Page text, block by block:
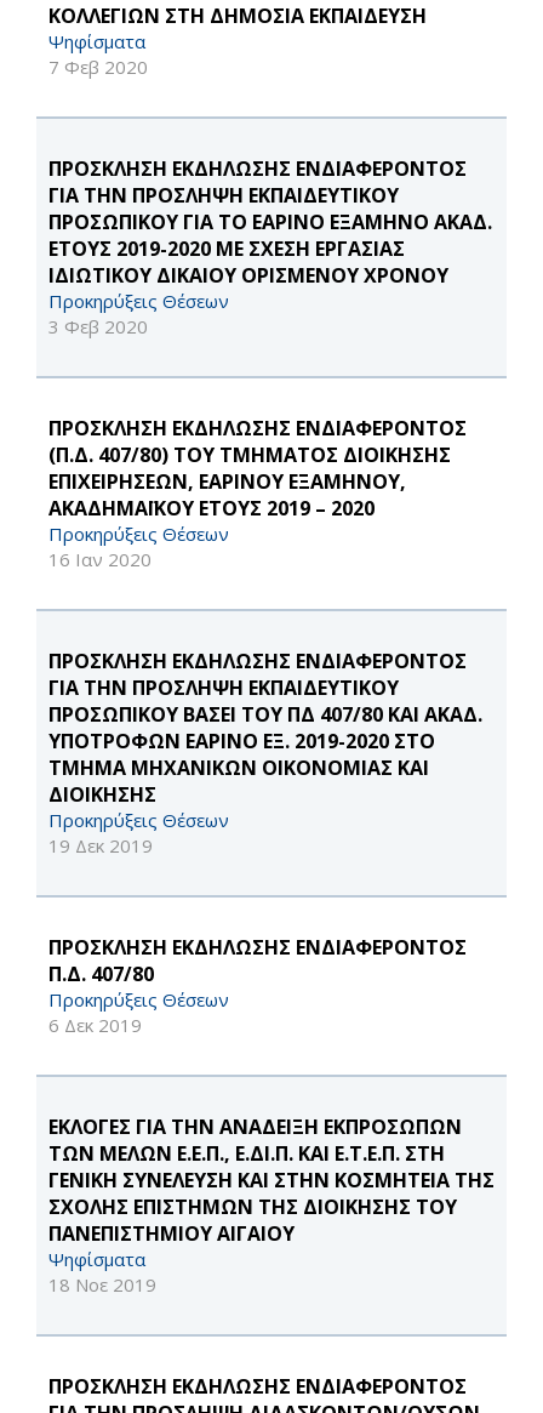
ΚΟΛΛΕΓΙΩΝ ΣΤΗ ΔΗΜΟΣΙΑ ΕΚΠΑΙΔΕΥΣΗ
Ψηφίσματα
7 Φεβ 2020
ΠΡΟΣΚΛΗΣΗ ΕΚΔΗΛΩΣΗΣ ΕΝΔΙΑΦΕΡΟΝΤΟΣ
ΓΙΑ ΤΗΝ ΠΡΟΣΛΗΨΗ ΕΚΠΑΙΔΕΥΤΙΚΟΥ
ΠΡΟΣΩΠΙΚΟΥ ΓΙΑ ΤΟ ΕΑΡΙΝΟ ΕΞΑΜΗΝΟ ΑΚΑΔ.
ΕΤΟΥΣ 2019-2020 ΜΕ ΣΧΕΣΗ ΕΡΓΑΣΙΑΣ
ΙΔΙΩΤΙΚΟΥ ΔΙΚΑΙΟΥ ΟΡΙΣΜΕΝΟΥ ΧΡΟΝΟΥ
Προκηρύξεις Θέσεων
3 Φεβ 2020
ΠΡΟΣΚΛΗΣΗ ΕΚΔΗΛΩΣΗΣ ΕΝΔΙΑΦΕΡΟΝΤΟΣ
(Π.Δ. 407/80) ΤΟΥ ΤΜΗΜΑΤΟΣ ΔΙΟΙΚΗΣΗΣ
ΕΠΙΧΕΙΡΗΣΕΩΝ, ΕΑΡΙΝΟΥ ΕΞΑΜΗΝΟΥ,
ΑΚΑΔΗΜΑΪΚΟΥ ΕΤΟΥΣ 2019 – 2020
Προκηρύξεις Θέσεων
16 Ιαν 2020
ΠΡΟΣΚΛΗΣΗ ΕΚΔΗΛΩΣΗΣ ΕΝΔΙΑΦΕΡΟΝΤΟΣ
ΓΙΑ ΤΗΝ ΠΡΟΣΛΗΨΗ ΕΚΠΑΙΔΕΥΤΙΚΟΥ
ΠΡΟΣΩΠΙΚΟΥ ΒΑΣΕΙ ΤΟΥ ΠΔ 407/80 ΚΑΙ ΑΚΑΔ.
ΥΠΟΤΡΟΦΩΝ ΕΑΡΙΝΟ ΕΞ. 2019-2020 ΣΤΟ
ΤΜΗΜΑ ΜΗΧΑΝΙΚΩΝ ΟΙΚΟΝΟΜΙΑΣ ΚΑΙ
ΔΙΟΙΚΗΣΗΣ
Προκηρύξεις Θέσεων
19 Δεκ 2019
ΠΡΟΣΚΛΗΣΗ ΕΚΔΗΛΩΣΗΣ ΕΝΔΙΑΦΕΡΟΝΤΟΣ
Π.Δ. 407/80
Προκηρύξεις Θέσεων
6 Δεκ 2019
ΕΚΛΟΓΕΣ ΓΙΑ ΤΗΝ ΑΝΑΔΕΙΞΗ ΕΚΠΡΟΣΩΠΩΝ
ΤΩΝ ΜΕΛΩΝ Ε.Ε.Π., Ε.ΔΙ.Π. ΚΑΙ Ε.Τ.Ε.Π. ΣΤΗ
ΓΕΝΙΚΗ ΣΥΝΕΛΕΥΣΗ ΚΑΙ ΣΤΗΝ ΚΟΣΜΗΤΕΙΑ ΤΗΣ
ΣΧΟΛΗΣ ΕΠΙΣΤΗΜΩΝ ΤΗΣ ΔΙΟΙΚΗΣΗΣ ΤΟΥ
ΠΑΝΕΠΙΣΤΗΜΙΟΥ ΑΙΓΑΙΟΥ
Ψηφίσματα
18 Νοε 2019
ΠΡΟΣΚΛΗΣΗ ΕΚΔΗΛΩΣΗΣ ΕΝΔΙΑΦΕΡΟΝΤΟΣ